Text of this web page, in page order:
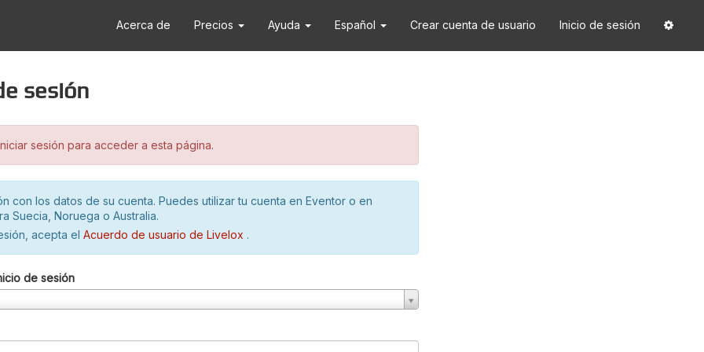
Acerca de Precios Ayuda Español Crear cuenta de usuario Inicio de sesión
sesión
sesión para acceder a esta página.
con los datos de su cuenta. Puedes utilizar tu cuenta en Eventor o en
Suecia, Noruega o Australia.
acepta el Acuerdo de usuario de Livelox .
de sesión